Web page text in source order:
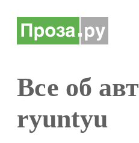
Все об
ryuntyu